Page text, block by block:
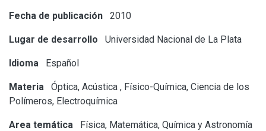
Fecha de publicación 2010
Lugar de desarrollo Universidad Nacional de La Plata
Idioma Español
Materia Óptica, Acústica , Físico-Química, Ciencia de los
Polímeros, Electroquímica
Area temática Física, Matemática, Química y Astronomía